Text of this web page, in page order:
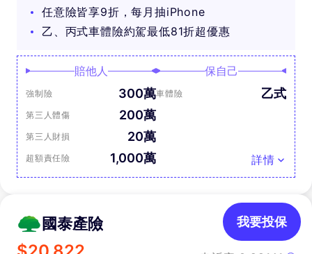
任意險皆享9折，每月抽iPhone
乙、丙式車體險約駕最低81折超優惠
賠他人
強制險 300萬
第三人體傷 200萬
第三人財損 20萬
超額責任險 1,000萬
保自己
車體險 乙式
詳情
國泰產險 我要投保